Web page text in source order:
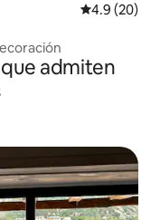
Calificación
4.9 (20)
admiten